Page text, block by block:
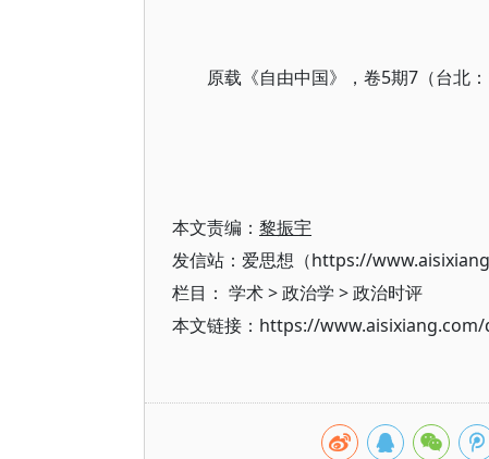
原载《自由中国》，卷5期7（台北
本文责编： 黎振宇
发信站：爱思想（https://
栏目： 学术>政治学 >政治时评
本文链接：https://